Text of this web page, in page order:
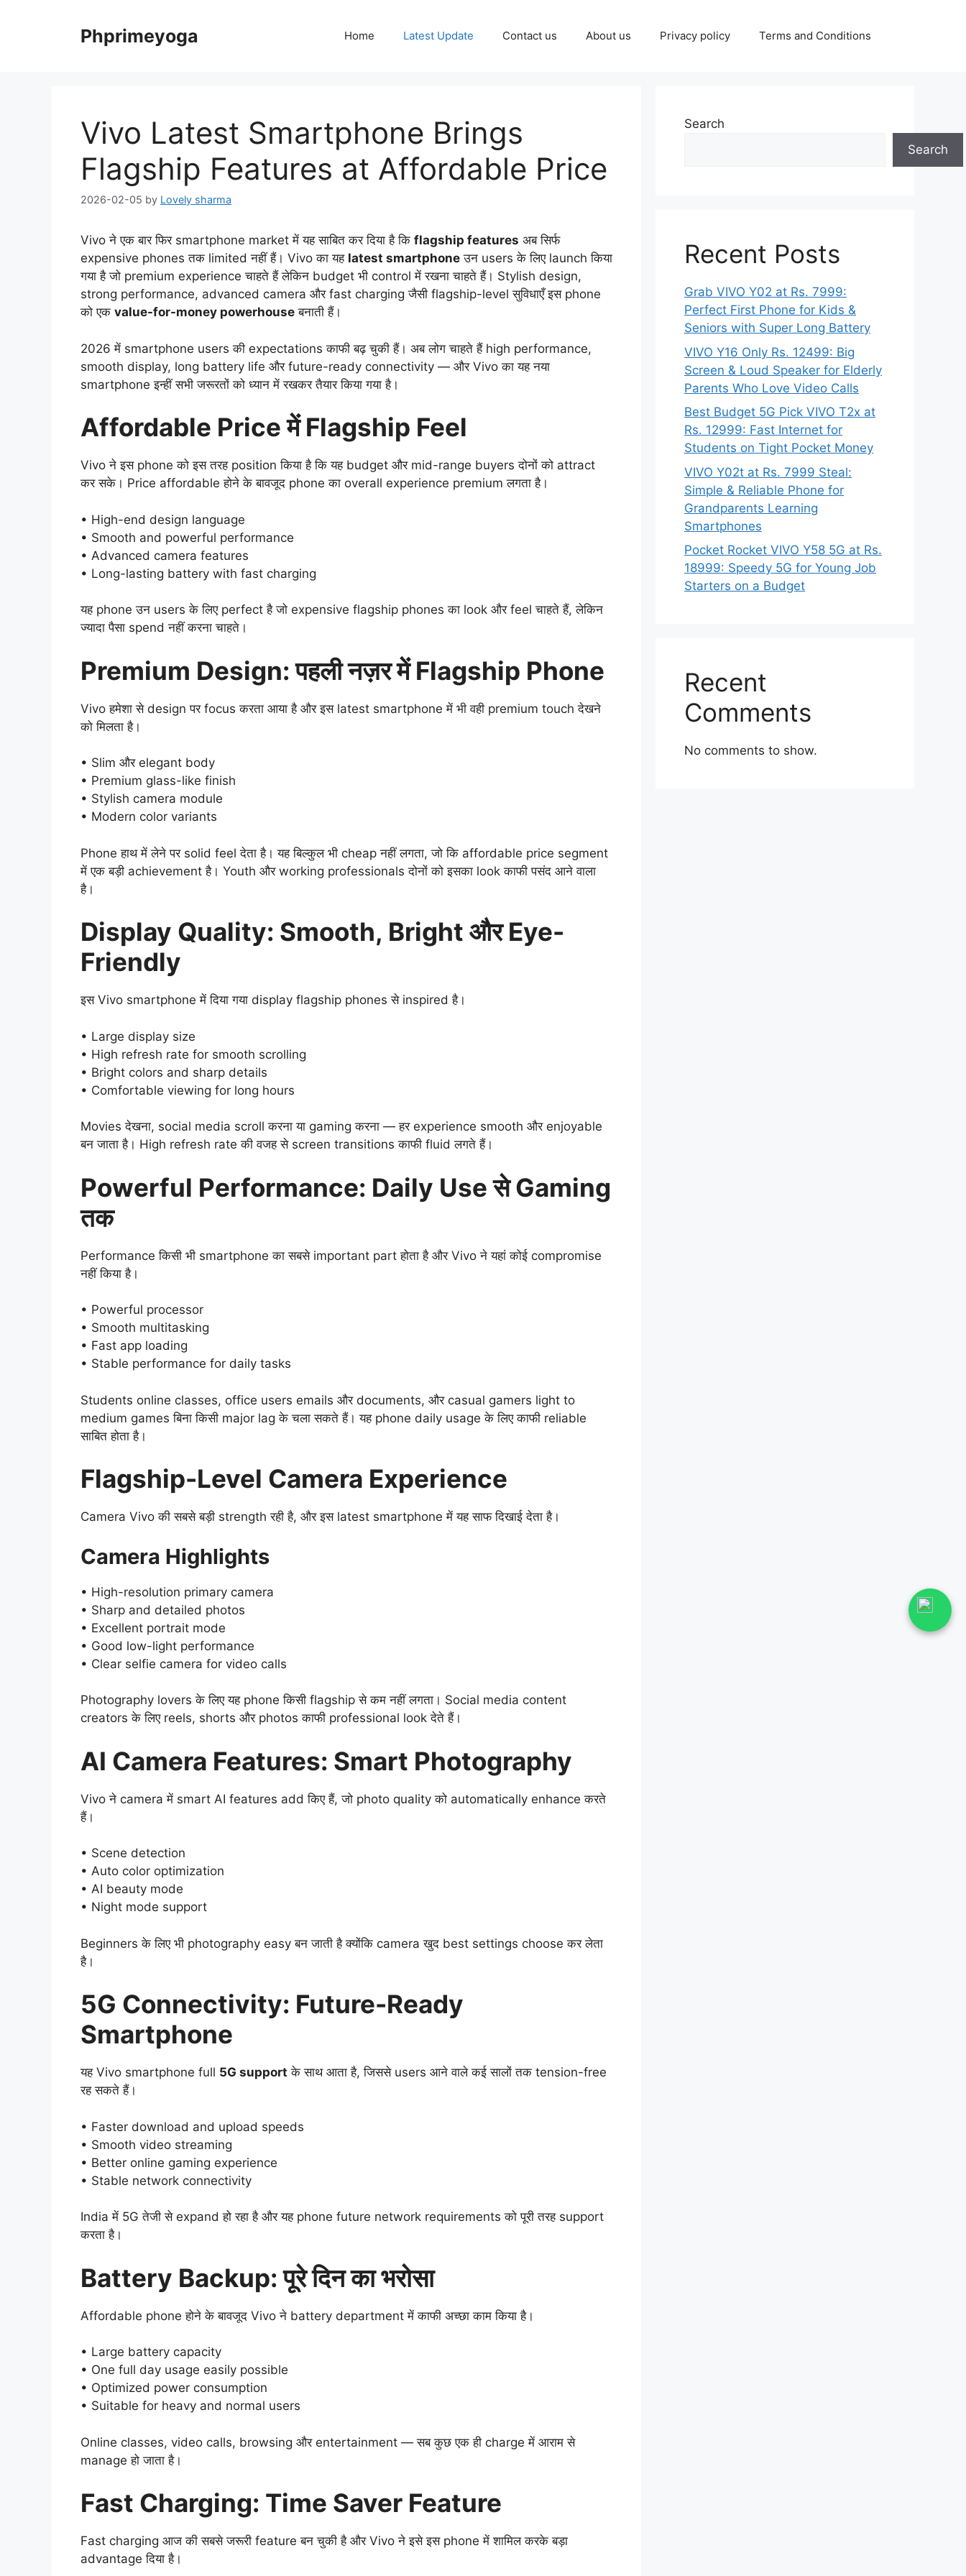
Phprimeyoga Home Latest Update Contact us About us Privacy policy Terms and Conditions
Vivo Latest Smartphone Brings
Flagship Features at Affordable Price
2026-02-05 by Lovely sharma
Vivo ने एक बार फिर smartphone market में यह साबित कर दिया है कि flagship features अब सिर्फ
expensive phones तक limited नहीं हैं। Vivo का यह latest smartphone उन users के लिए launch किया
गया है जो premium experience चाहते हैं लेकिन budget भी control में रखना चाहते हैं। Stylish design,
strong performance, advanced camera और fast charging जैसी flagship-level सुविधाएँ इस phone
को एक value-for-money powerhouse बनाती हैं।
2026 में smartphone users की expectations काफी बढ़ चुकी हैं। अब लोग चाहते हैं high performance,
smooth display, long battery life और future-ready connectivity — और Vivo का यह नया
smartphone इन्हीं सभी जरूरतों को ध्यान में रखकर तैयार किया गया है।
Affordable Price में Flagship Feel
Vivo ने इस phone को इस तरह position किया है कि यह budget और mid-range buyers दोनों को attract
कर सके। Price affordable होने के बावजूद phone का overall experience premium लगता है।
• High-end design language
• Smooth and powerful performance
• Advanced camera features
• Long-lasting battery with fast charging
यह phone उन users के लिए perfect है जो expensive flagship phones का look और feel चाहते हैं, लेकिन
ज्यादा पैसा spend नहीं करना चाहते।
Premium Design: पहली नज़र में Flagship Phone
Vivo हमेशा से design पर focus करता आया है और इस latest smartphone में भी वही premium touch देखने
को मिलता है।
• Slim और elegant body
• Premium glass-like finish
• Stylish camera module
• Modern color variants
Phone हाथ में लेने पर solid feel देता है। यह बिल्कुल भी cheap नहीं लगता, जो कि affordable price segment
में एक बड़ी achievement है। Youth और working professionals दोनों को इसका look काफी पसंद आने वाला
है।
Display Quality: Smooth, Bright और Eye-
Friendly
इस Vivo smartphone में दिया गया display flagship phones से inspired है।
• Large display size
• High refresh rate for smooth scrolling
• Bright colors and sharp details
• Comfortable viewing for long hours
Movies देखना, social media scroll करना या gaming करना — हर experience smooth और enjoyable
बन जाता है। High refresh rate की वजह से screen transitions काफी fluid लगते हैं।
Powerful Performance: Daily Use से Gaming
तक
Performance किसी भी smartphone का सबसे important part होता है और Vivo ने यहां कोई compromise
नहीं किया है।
• Powerful processor
• Smooth multitasking
• Fast app loading
• Stable performance for daily tasks
Students online classes, office users emails और documents, और casual gamers light to
medium games बिना किसी major lag के चला सकते हैं। यह phone daily usage के लिए काफी reliable
साबित होता है।
Flagship-Level Camera Experience
Camera Vivo की सबसे बड़ी strength रही है, और इस latest smartphone में यह साफ दिखाई देता है।
Camera Highlights
• High-resolution primary camera
• Sharp and detailed photos
• Excellent portrait mode
• Good low-light performance
• Clear selfie camera for video calls
Photography lovers के लिए यह phone किसी flagship से कम नहीं लगता। Social media content
creators के लिए reels, shorts और photos काफी professional look देते हैं।
AI Camera Features: Smart Photography
Vivo ने camera में smart AI features add किए हैं, जो photo quality को automatically enhance करते
हैं।
• Scene detection
• Auto color optimization
• AI beauty mode
• Night mode support
Beginners के लिए भी photography easy बन जाती है क्योंकि camera खुद best settings choose कर लेता
है।
5G Connectivity: Future-Ready
Smartphone
यह Vivo smartphone full 5G support के साथ आता है, जिससे users आने वाले कई सालों तक tension-free
रह सकते हैं।
• Faster download and upload speeds
• Smooth video streaming
• Better online gaming experience
• Stable network connectivity
India में 5G तेजी से expand हो रहा है और यह phone future network requirements को पूरी तरह support
करता है।
Battery Backup: पूरे दिन का भरोसा
Affordable phone होने के बावजूद Vivo ने battery department में काफी अच्छा काम किया है।
• Large battery capacity
• One full day usage easily possible
• Optimized power consumption
• Suitable for heavy and normal users
Online classes, video calls, browsing और entertainment — सब कुछ एक ही charge में आराम से
manage हो जाता है।
Fast Charging: Time Saver Feature
Fast charging आज की सबसे जरूरी feature बन चुकी है और Vivo ने इसे इस phone में शामिल करके बड़ा
advantage दिया है।
Search
Search
Recent Posts
Grab VIVO Y02 at Rs. 7999:
Perfect First Phone for Kids &
Seniors with Super Long Battery
VIVO Y16 Only Rs. 12499: Big
Screen & Loud Speaker for Elderly
Parents Who Love Video Calls
Best Budget 5G Pick VIVO T2x at
Rs. 12999: Fast Internet for
Students on Tight Pocket Money
VIVO Y02t at Rs. 7999 Steal:
Simple & Reliable Phone for
Grandparents Learning
Smartphones
Pocket Rocket VIVO Y58 5G at Rs.
18999: Speedy 5G for Young Job
Starters on a Budget
Recent
Comments
No comments to show.